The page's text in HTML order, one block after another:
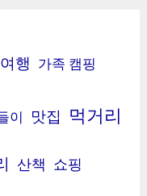
행 가족 캠핑
이 맛집 먹거리
산책 쇼핑